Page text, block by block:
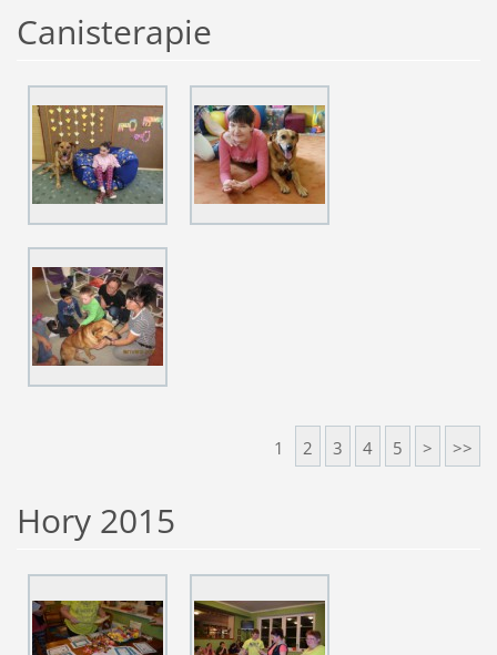
Canisterapie
1 2 3 4 5 > >>
Hory 2015